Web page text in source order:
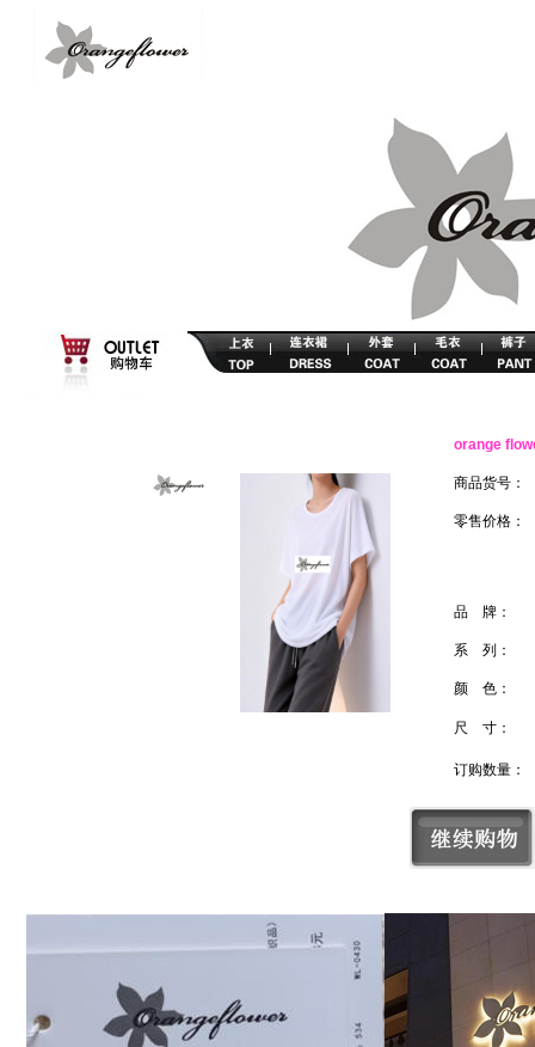
orange
商品货号：
零售价格：
品 牌：
系 列：
颜 色：
尺 寸：
订购数量：